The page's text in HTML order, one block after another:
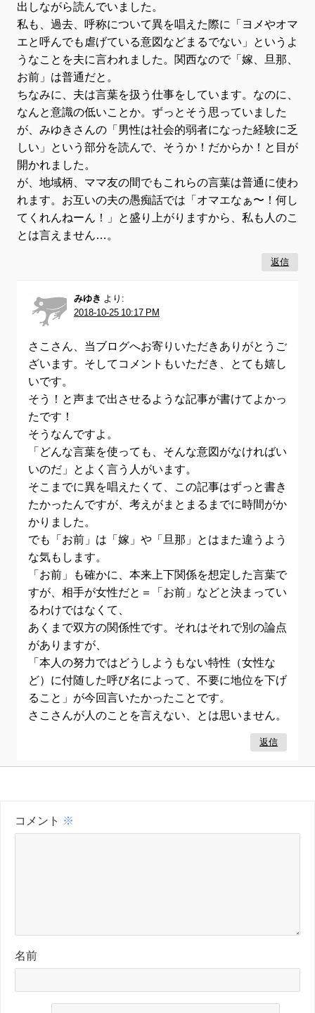
出しながら読んでいました。
私も、過去、呼称について異を唱えた際に「ヨメやオマ
エと呼んでも虐げている意図などまるでない」というよ
うなことを夫に言われました。関西なので「嫁、旦那、
お前」は普通だと。
ちなみに、夫は言葉を扱う仕事をしています。なのに、
なんと意識の低いことか。ずっとそう思っていました
が、みゆきさんの「男性は社会的弱者になった経験に乏
しい」という部分を読んで、そうか！だからか！と目が
開かれました。
が、地域柄、ママ友の間でもこれらの言葉は普通に使わ
れます。お互いの夫の愚痴話では「オマエなぁ〜！何し
てくれんねーん！」と盛り上がりますから、私も人のこ
とは言えません…。
返信
みゆき より:
2018-10-25 10:17 PM
さこさん、当ブログへお寄りいただきありがとうご
ざいます。そしてコメントもいただき、とても嬉し
いです。
そう！と声まで出させるような記事が書けてよかっ
たです！
そうなんですよ。
「どんな言葉を使っても、そんな意図がなければい
いのだ」とよく言う人がいます。
そこまでに異を唱えたくて、この記事はずっと書き
たかったんですが、考えがまとまるまでに時間がか
かりました。
でも「お前」は「嫁」や「旦那」とはまた違うよう
な気もします。
「お前」も確かに、本来上下関係を想定した言葉で
すが、相手が女性だと＝「お前」などと決まってい
るわけではなくて、
あくまで双方の関係性です。それはそれで別の論点
がありますが、
「本人の努力ではどうしようもない特性（女性な
ど）に付随した呼び名によって、不要に地位を下げ
ること」が今回言いたかったことです。
さこさんが人のことを言えない、とは思いません。
返信
コメント ※
名前